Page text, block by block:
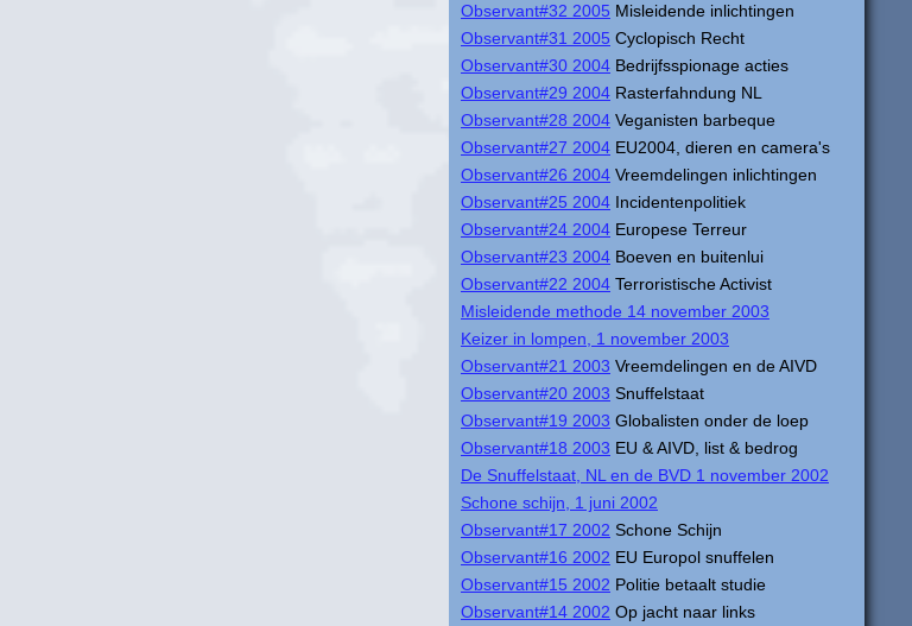
Observant#32 2005 Misleidende inlichtingen
Observant#31 2005 Cyclopisch Recht
Observant#30 2004 Bedrijfsspionage acties
Observant#29 2004 Rasterfahndung NL
Observant#28 2004 Veganisten barbeque
Observant#27 2004 EU2004, dieren en camera's
Observant#26 2004 Vreemdelingen inlichtingen
Observant#25 2004 Incidentenpolitiek
Observant#24 2004 Europese Terreur
Observant#23 2004 Boeven en buitenlui
Observant#22 2004 Terroristische Activist
Misleidende methode 14 november 2003
Keizer in lompen, 1 november 2003
Observant#21 2003 Vreemdelingen en de AIVD
Observant#20 2003 Snuffelstaat
Observant#19 2003 Globalisten onder de loep
Observant#18 2003 EU & AIVD, list & bedrog
De Snuffelstaat, NL en de BVD 1 november 2002
Schone schijn, 1 juni 2002
Observant#17 2002 Schone Schijn
Observant#16 2002 EU Europol snuffelen
Observant#15 2002 Politie betaalt studie
Observant#14 2002 Op jacht naar links